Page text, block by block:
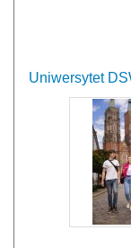
Uniwersytet